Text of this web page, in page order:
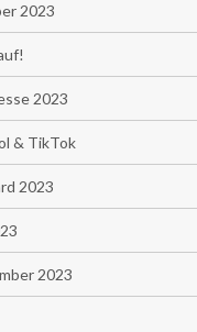
2023
2023
& TikTok
2023
2023